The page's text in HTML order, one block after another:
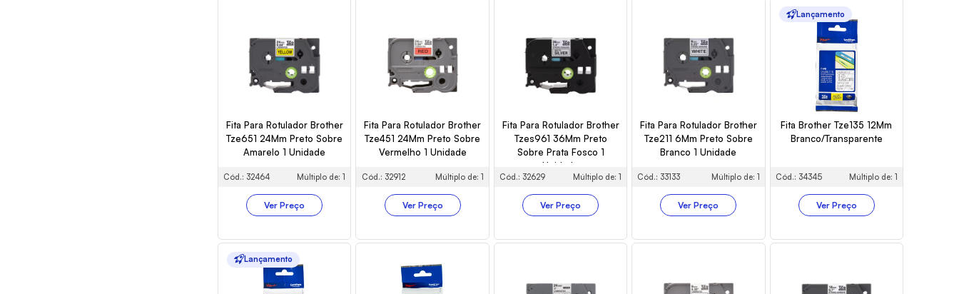
Fita Para Rotulador Brother
Tze651 24Mm Preto Sobre
Amarelo 1 Unidade
Cód.: 32464 Múltiplo de: 1
Ver Preço
Fita Para Rotulador Brother
Tze451 24Mm Preto Sobre
Vermelho 1 Unidade
Cód.: 32912 Múltiplo de: 1
Ver Preço
Fita Para Rotulador Brother
Tzes961 36Mm Preto
Sobre Prata Fosco 1
Unidade
Cód.: 32629 Múltiplo de: 1
Ver Preço
Fita Para Rotulador Brother
Tze211 6Mm Preto Sobre
Branco 1 Unidade
Cód.: 33133 Múltiplo de: 1
Ver Preço
Lançamento
Fita Brother Tze135 12Mm
Branco/Transparente
Cód.: 34345 Múltiplo de: 1
Ver Preço
Lançamento